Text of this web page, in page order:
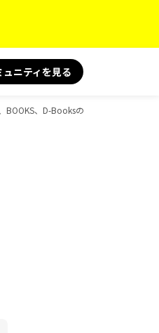
ュニティを見る
、D-Booksのガイドブック一覧